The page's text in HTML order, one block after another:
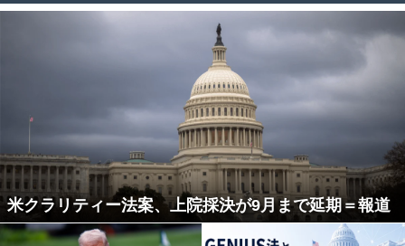
米クラリティー法案、上院採決が9月まで延期＝報道